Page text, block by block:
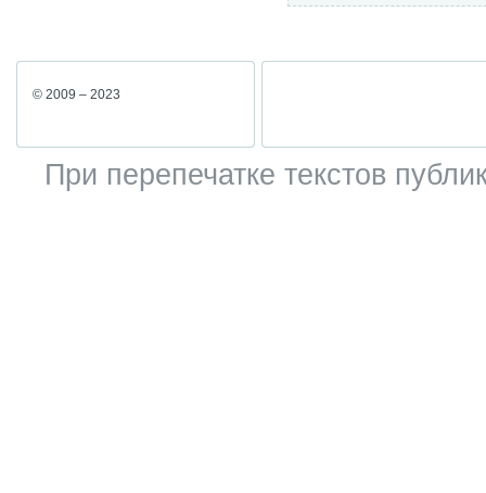
© 2009 – 2023
При перепечатке текстов